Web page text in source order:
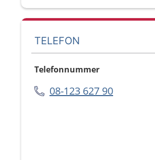
TELEFON
Telefonnummer
08-123 627 90